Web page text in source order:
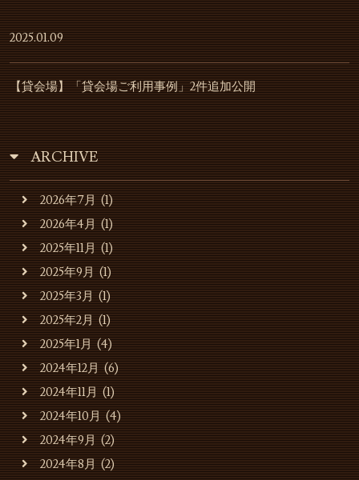
2025.01.09
【貸会場】「貸会場ご利用事例」2件追加公開
ARCHIVE
2026年7月(1)
2026年4月(1)
2025年11月(1)
2025年9月(1)
2025年3月(1)
2025年2月(1)
2025年1月(4)
2024年12月(6)
2024年11月(1)
2024年10月(4)
2024年9月(2)
2024年8月(2)